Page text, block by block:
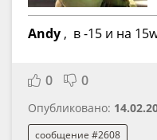
Andy , в -15 и на
0 0
Опубликовано:
сообщение #2608